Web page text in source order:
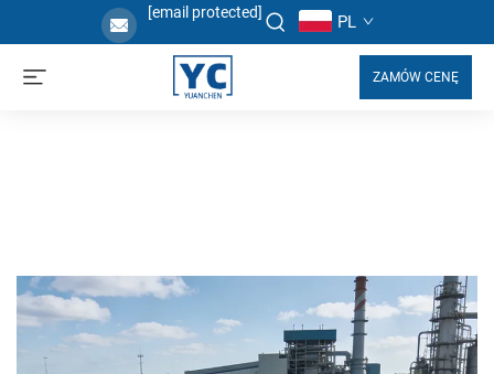
[email protected] PL
ZAMÓW CENĘ